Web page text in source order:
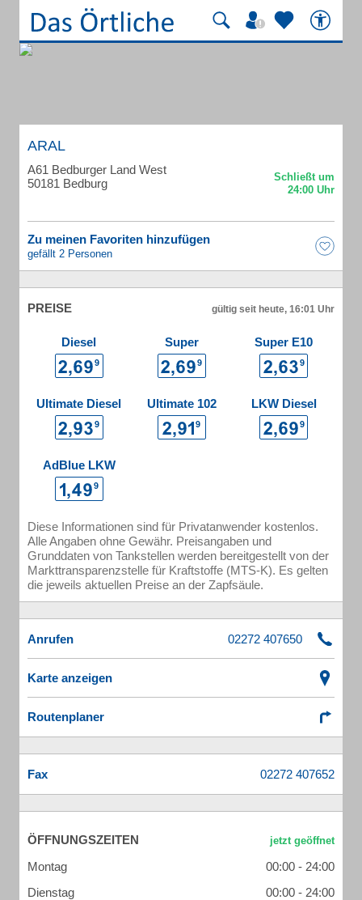
ARAL
A61 Bedburger Land West
50181 Bedburg
Zu meinen Favoriten hinzufügen
gefällt 2 Personen
PREISE gültig seit heute, 16:01 Uhr
Diesel Super Super E10
Ultimate Diesel Ultimate 102 LKW Diesel
AdBlue LKW
Diese Informationen sind für Privatanwender kostenlos.
Alle Angaben ohne Gewähr. Preisangaben und
Grunddaten von Tankstellen werden bereitgestellt von der
Markttransparenzstelle für Kraftstoffe (MTS-K). Es gelten
die jeweils aktuellen Preise an der Zapfsäule.
Anrufen
Karte anzeigen
Routenplaner
Fax
ÖFFNUNGSZEITEN
Montag
00:00 - 24:00
Dienstag
00:00 - 24:00